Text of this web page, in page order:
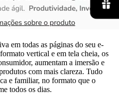
em todas as páginas do seu e-
vertical e em tela cheia, os
aumentam a imersão e
com mais clareza. Tudo
e familiar, no formato que o
todos os dias.